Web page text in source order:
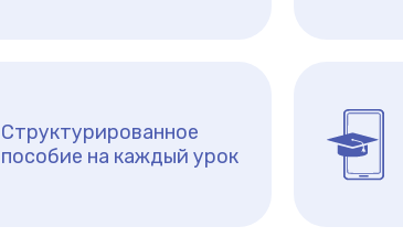
Структурированное
пособие на каждый урок